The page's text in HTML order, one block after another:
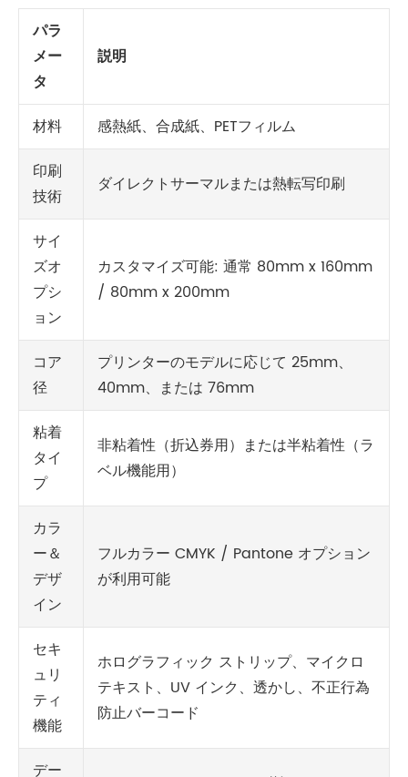
パラ
メー
タ
説明
材料
感熱紙、合成紙、PETフィルム
印刷
技術
ダイレクトサーマルまたは熱転写印刷
サイ
ズオ
プシ
ョン
カスタマイズ可能: 通常 80mm x 160mm
/ 80mm x 200mm
コア
径
プリンターのモデルに応じて 25mm、
40mm、または 76mm
粘着
タイ
プ
非粘着性（折込券用）または半粘着性（ラ
ベル機能用）
カラ
ー＆
デザ
イン
フルカラー CMYK / Pantone オプション
が利用可能
セキ
ュリ
ティ
機能
ホログラフィック ストリップ、マイクロ
テキスト、UV インク、透かし、不正行為
防止バーコード
デー